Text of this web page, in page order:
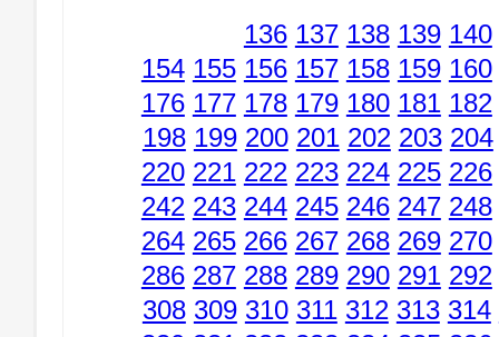
136 137 138 139 140
154 155 156 157 158 159 160
176 177 178 179 180 181 182
198 199 200 201 202 203 204
220 221 222 223 224 225 226
242 243 244 245 246 247 248
264 265 266 267 268 269 270
286 287 288 289 290 291 292
308 309 310 311 312 313 314